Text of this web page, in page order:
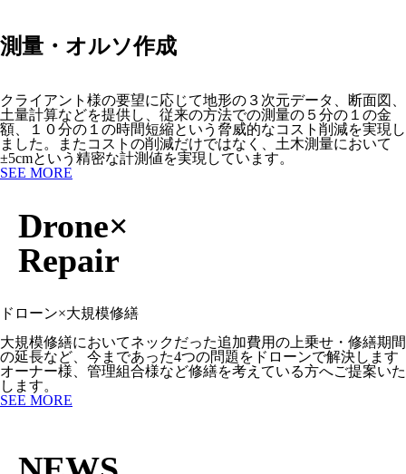
測量・オルソ作成
クライアント様の要望に応じて地形の３次元データ、断面図、
土量計算などを提供し、従来の方法での測量の５分の１の金
額、１０分の１の時間短縮という脅威的なコスト削減を実現し
ました。またコストの削減だけではなく、土木測量において
±5cmという精密な計測値を実現しています。
SEE MORE
Drone×
Repair
ドローン×大規模修繕
大規模修繕においてネックだった追加費用の上乗せ・修繕期間
の延長など、今まであった4つの問題をドローンで解決します
オーナー様、管理組合様など修繕を考えている方へご提案いた
します。
SEE MORE